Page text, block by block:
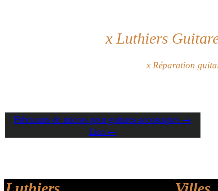
x Luthiers
x Réparation
Fabricants de micros pour guitares acoustiques →
Lien ←